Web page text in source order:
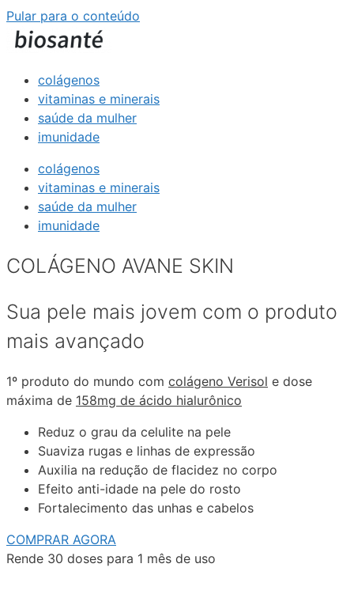
Pular para o conteúdo
colágenos
vitaminas e minerais
saúde da mulher
imunidade
colágenos
vitaminas e minerais
saúde da mulher
imunidade
COLÁGENO AVANE SKIN
Sua pele mais jovem com o produto
mais avançado
1º produto do mundo com colágeno Verisol e dose
máxima de 158mg de ácido hialurônico
Reduz o grau da celulite na pele
Suaviza rugas e linhas de expressão
Auxilia na redução de flacidez no corpo
Efeito anti-idade na pele do rosto
Fortalecimento das unhas e cabelos
COMPRAR AGORA
Rende 30 doses para 1 mês de uso